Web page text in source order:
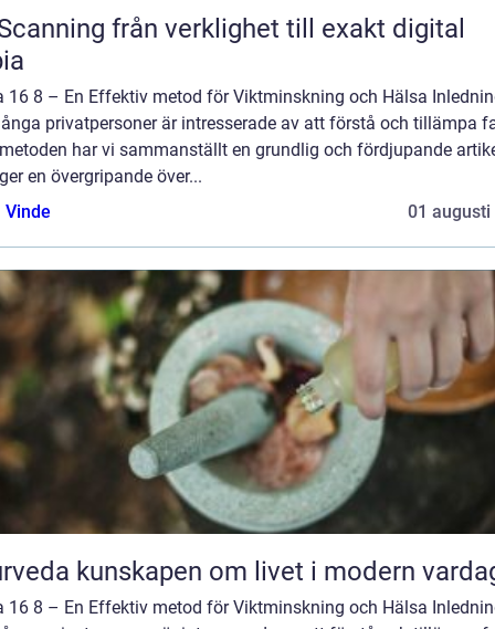
verklighet till exakt digital
16 8 – En Effektiv metod för Viktminskning och Hälsa
privatpersoner är intresserade av att förstå och tillämpa
har vi sammanställt en grundlig och fördjupande
en övergripande över...
Vinde
01 augusti
Ayurveda kunskapen om livet i modern
16 8 – En Effektiv metod för Viktminskning och Hälsa